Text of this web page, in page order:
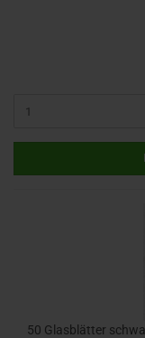
50 Glasblätter